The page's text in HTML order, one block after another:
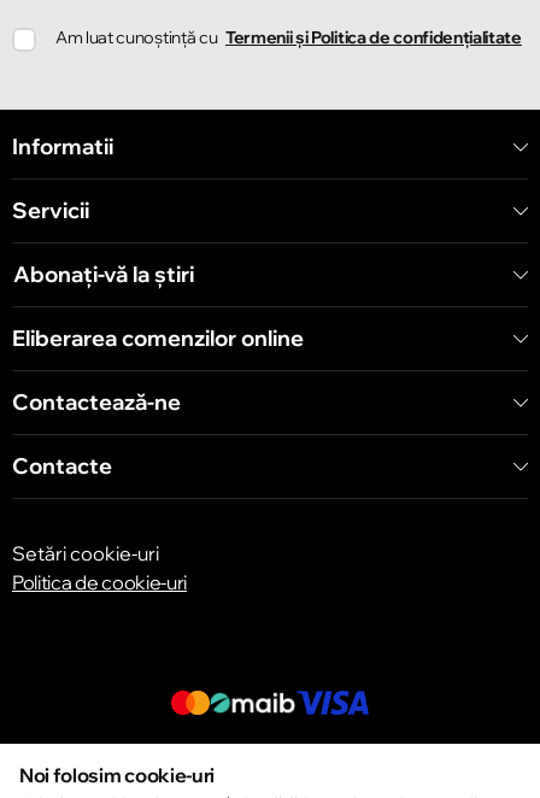
Strada Ion Creangă 78
Strada Mitropolit Varlaam 58
Chișinău
Am luat cunoștință cu Termenii și Politica de confidențialitate
Informatii
Servicii
Abonați-vă la știri
Eliberarea comenzilor online
Contactează-ne
Contacte
Setări cookie-uri
Politica de cookie-uri
© 2013 – 2026 ECOM
Noi folosim cookie-uri